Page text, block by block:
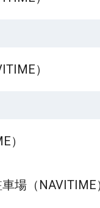
）
）
場（NAVITIME